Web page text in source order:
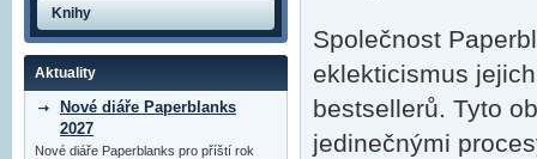
Společnost
eklekticismus
bestsellerů. Tyto
jedinečnými
Knihy
Aktuality
Nové diáře Paperblanks
2027
Nové diáře Paperblanks pro příští rok